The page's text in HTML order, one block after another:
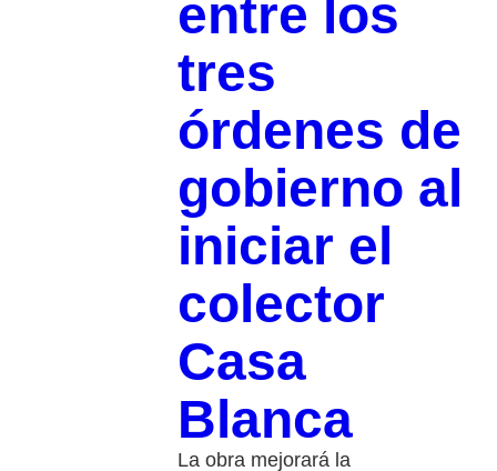
entre los
tres
órdenes de
gobierno al
iniciar el
colector
Casa
Blanca
La obra mejorará la